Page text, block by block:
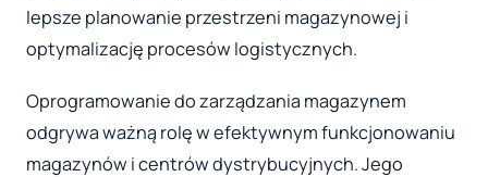
lepsze planowanie przestrzeni magazynowej i
optymalizację procesów logistycznych.
Oprogramowanie do zarządzania magazynem
odgrywa ważną rolę w efektywnym funkcjonowaniu
magazynów i centrów dystrybucyjnych. Jego